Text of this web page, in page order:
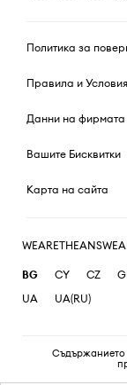
Политика за
Правила и Условия
Данни на фирмата
Вашите Бисквитки
Карта на сайта
BG CY CZ
UA
UA(RU)
Съдържанието